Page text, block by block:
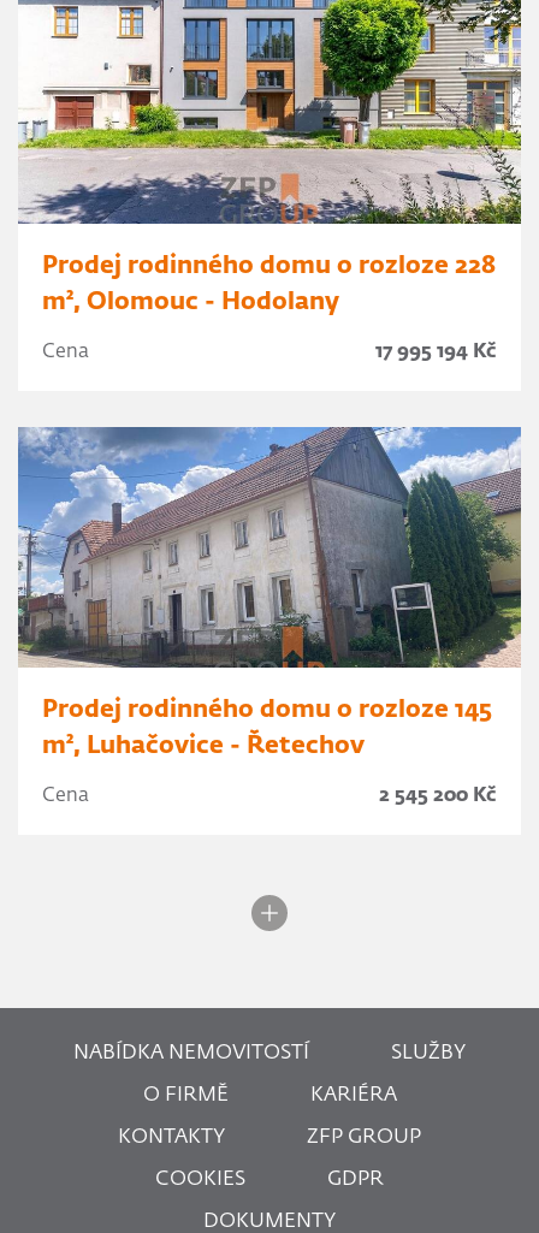
Prodej rodinného domu o rozloze 228
m², Olomouc - Hodolany
Cena 17 995 194 Kč
Prodej rodinného domu o rozloze 145
m², Luhačovice - Řetechov
Cena 2 545 200 Kč
NABÍDKA NEMOVITOSTÍ SLUŽBY
O FIRMĚ KARIÉRA
KONTAKTY ZFP GROUP
COOKIES GDPR
DOKUMENTY